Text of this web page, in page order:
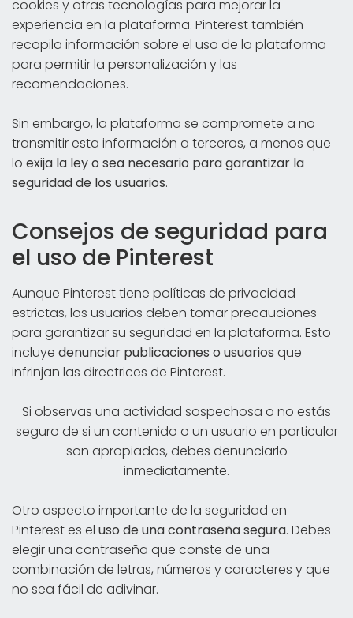
cookies y otras tecnologías para mejorar la
experiencia en la plataforma. Pinterest también
recopila información sobre el uso de la plataforma
para permitir la personalización y las
recomendaciones.
Sin embargo, la plataforma se compromete a no
transmitir esta información a terceros, a menos que
lo exija la ley o sea necesario para garantizar la
seguridad de los usuarios.
Consejos de seguridad para
el uso de Pinterest
Aunque Pinterest tiene políticas de privacidad
estrictas, los usuarios deben tomar precauciones
para garantizar su seguridad en la plataforma. Esto
incluye denunciar publicaciones o usuarios que
infrinjan las directrices de Pinterest.
Si observas una actividad sospechosa o no estás
seguro de si un contenido o un usuario en particular
son apropiados, debes denunciarlo
inmediatamente.
Otro aspecto importante de la seguridad en
Pinterest es el uso de una contraseña segura. Debes
elegir una contraseña que conste de una
combinación de letras, números y caracteres y que
no sea fácil de adivinar.